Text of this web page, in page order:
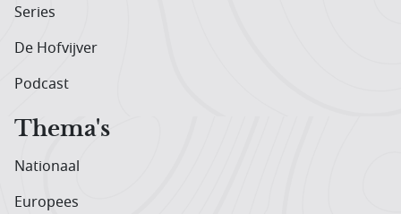
Series
De Hofvijver
Podcast
Thema's
Nationaal
Europees